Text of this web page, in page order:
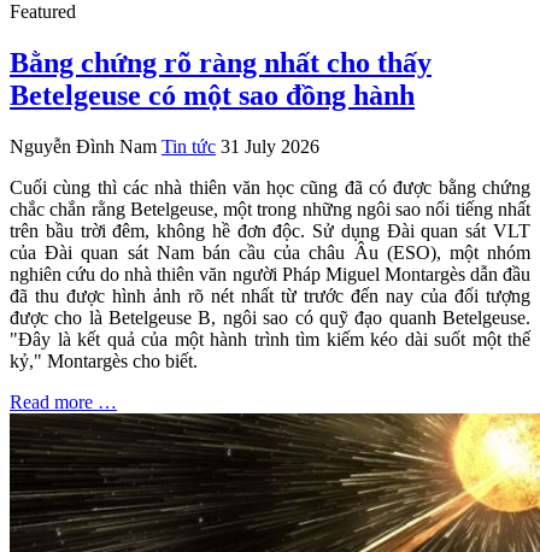
Featured
Bằng chứng rõ ràng nhất cho thấy
Betelgeuse có một sao đồng hành
Nguyễn Đình Nam Tin tức 31 July 2026
Cuối cùng thì các nhà thiên văn học cũng đã có được bằng chứng
chắc chắn rằng Betelgeuse, một trong những ngôi sao nổi tiếng nhất
trên bầu trời đêm, không hề đơn độc. Sử dụng Đài quan sát VLT
của Đài quan sát Nam bán cầu của châu Âu (ESO), một nhóm
nghiên cứu do nhà thiên văn người Pháp Miguel Montargès dẫn đầu
đã thu được hình ảnh rõ nét nhất từ trước đến nay của đối tượng
được cho là Betelgeuse B, ngôi sao có quỹ đạo quanh Betelgeuse.
"Đây là kết quả của một hành trình tìm kiếm kéo dài suốt một thế
kỷ," Montargès cho biết.
Read more …